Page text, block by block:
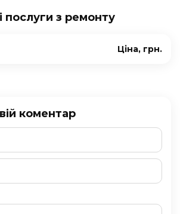
послуги з ремонту
Ціна, грн.
коментар